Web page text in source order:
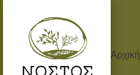
Αρχική